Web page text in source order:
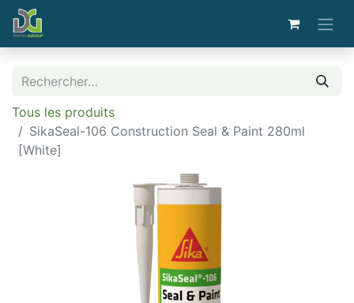
Tous les produits
SikaSeal-106 Construction Seal & Paint 280ml
[White]